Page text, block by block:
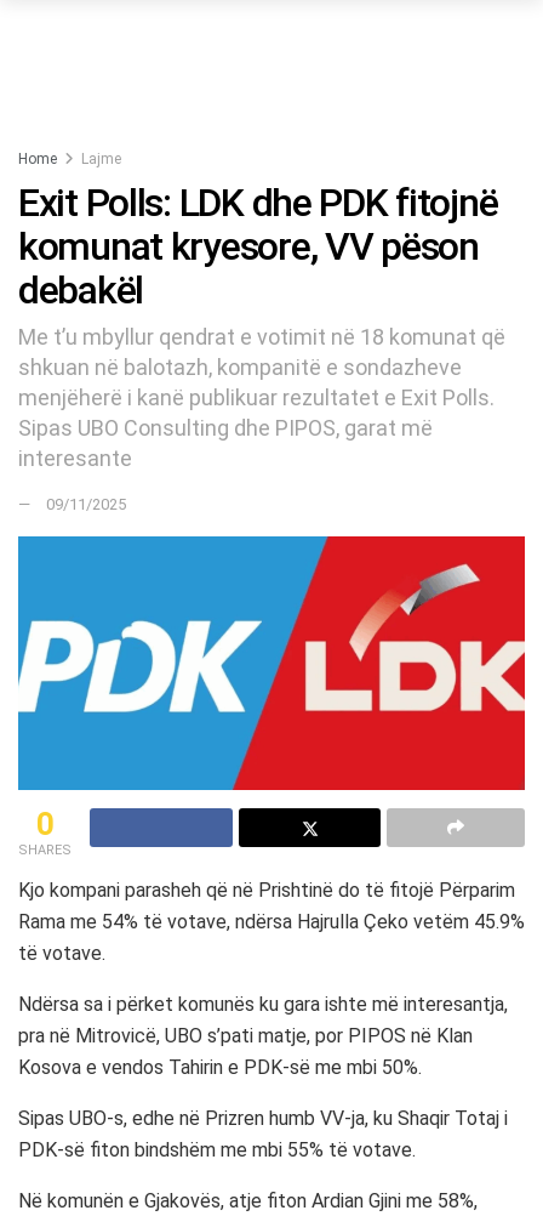
Home Lajme
Exit Polls: LDK dhe PDK fitojnë
komunat kryesore, VV pëson
debakël
Me t’u mbyllur qendrat e votimit në 18 komunat që
shkuan në balotazh, kompanitë e sondazheve
menjëherë i kanë publikuar rezultatet e Exit Polls.
Sipas UBO Consulting dhe PIPOS, garat më
interesante
09/11/2025
0
SHARES
Kjo kompani parasheh që në Prishtinë do të fitojë Përparim
Rama me 54% të votave, ndërsa Hajrulla Çeko vetëm 45.9%
të votave.
Ndërsa sa i përket komunës ku gara ishte më interesantja,
pra në Mitrovicë, UBO s’pati matje, por PIPOS në Klan
Kosova e vendos Tahirin e PDK-së me mbi 50%.
Sipas UBO-s, edhe në Prizren humb VV-ja, ku Shaqir Totaj i
PDK-së fiton bindshëm me mbi 55% të votave.
Në komunën e Gjakovës, atje fiton Ardian Gjini me 58%,